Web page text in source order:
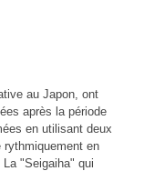
au Japon, ont
après la période
en utilisant deux
rythmiquement en
"Seigaiha" qui